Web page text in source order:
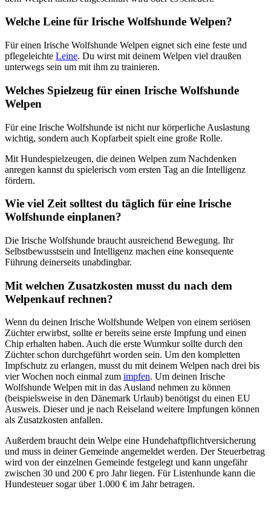
Welche Leine für Irische Wolfshunde Welpen?
Für einen Irische Wolfshunde Welpen eignet sich eine feste und
pflegeleichte Leine. Du wirst mit deinem Welpen viel draußen
unterwegs sein um mit ihm zu trainieren.
Welches Spielzeug für einen Irische Wolfshunde
Welpen
Für eine Irische Wolfshunde ist nicht nur körperliche Auslastung
wichtig, sondern auch Kopfarbeit spielt eine große Rolle.
Mit Hundespielzeugen, die deinen Welpen zum Nachdenken
anregen kannst du spielerisch vom ersten Tag an die Intelligenz
fördern.
Wie viel Zeit solltest du täglich für eine Irische
Wolfshunde einplanen?
Die Irische Wolfshunde braucht ausreichend Bewegung. Ihr
Selbstbewusstsein und Intelligenz machen eine konsequente
Führung deinerseits unabdingbar.
Mit welchen Zusatzkosten musst du nach dem
Welpenkauf rechnen?
Wenn du deinen Irische Wolfshunde Welpen von einem seriösen
Züchter erwirbst, sollte er bereits seine erste Impfung und einen
Chip erhalten haben. Auch die erste Wurmkur sollte durch den
Züchter schon durchgeführt worden sein. Um den kompletten
Impfschutz zu erlangen, musst du mit deinem Welpen nach drei bis
vier Wochen noch einmal zum impfen. Um deinen Irische
Wolfshunde Welpen mit in das Ausland nehmen zu können
(beispielsweise in den Dänemark Urlaub) benötigst du einen EU
Ausweis. Dieser und je nach Reiseland weitere Impfungen können
als Zusatzkosten anfallen.
Außerdem braucht dein Welpe eine Hundehaftpflichtversicherung
und muss in deiner Gemeinde angemeldet werden. Der Steuerbetrag
wird von der einzelnen Gemeinde festgelegt und kann ungefähr
zwischen 30 und 200 € pro Jahr liegen. Für Listenhunde kann die
Hundesteuer sogar über 1.000 € im Jahr betragen.